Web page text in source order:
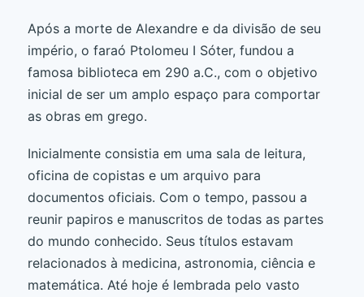
Após a morte de Alexandre e da divisão de seu
império, o faraó Ptolomeu I Sóter, fundou a
famosa biblioteca em 290 a.C., com o objetivo
inicial de ser um amplo espaço para comportar
as obras em grego.
Inicialmente consistia em uma sala de leitura,
oficina de copistas e um arquivo para
documentos oficiais. Com o tempo, passou a
reunir papiros e manuscritos de todas as partes
do mundo conhecido. Seus títulos estavam
relacionados à medicina, astronomia, ciência e
matemática. Até hoje é lembrada pelo vasto